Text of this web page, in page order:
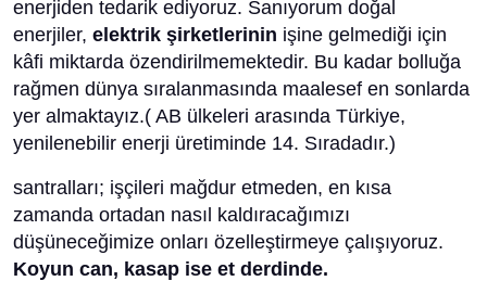
enerjiden tedarik ediyoruz. Sanıyorum doğal
enerjiler, elektrik şirketlerinin işine gelmediği için
kâfi miktarda özendirilmemektedir. Bu kadar bolluğa
rağmen dünya sıralanmasında maalesef en sonlarda
yer almaktayız.​( AB ülkeleri arasında Türkiye,
yenilenebilir enerji üretiminde 14. Sıradadır.)
santralları; işçileri mağdur etmeden, en kısa
zamanda ortadan nasıl kaldıracağımızı
düşüneceğimize onları özelleştirmeye çalışıyoruz.
Koyun can, kasap ise et derdinde.